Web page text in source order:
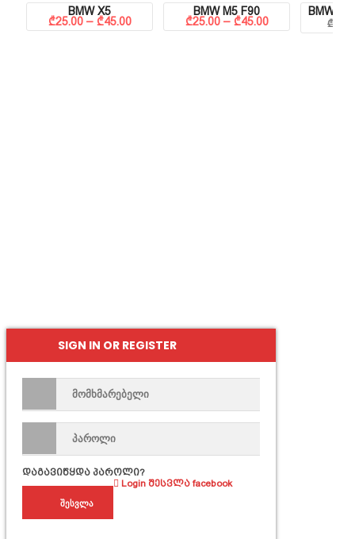
BMW X5
₾25.00 – ₾45.00Price range: ₾25.00 through ₾45.00
BMW M5 F90
₾25.00 – ₾45.00Price range: ₾25.00 through ₾45.00 ₾
SIGN IN OR REGISTER
დაგავიწყდა პაროლი?
Login შესვლა facebook